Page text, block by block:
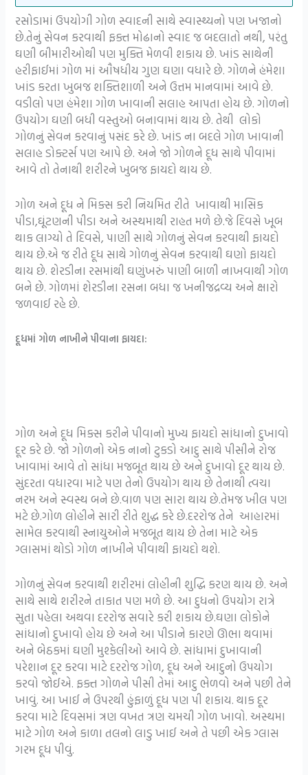
રસોડામાં ઉપયોગી ગોળ સ્વાદની સાથે સ્વાસ્થ્યનો પણ ખજાનો
છે.તેનું સેવન કરવાથી ફક્ત મોઢાનો સ્વાદ જ બદલાતો નથી, પરંતુ
ઘણી બીમારીઓથી પણ મુક્તિ મેળવી શકાય છે. ખાંડ સાથેની
હરીફાઈમાં ગોળ માં ઔષધીય ગુણ ઘણા વધારે છે. ગોળને હંમેશા
ખાંડ કરતા ખુબજ શક્તિશાળી અને ઉત્તમ માનવામાં આવે છે.
વડીલો પણ હંમેશા ગોળ ખાવાની સલાહ આપતા હોય છે. ગોળનો
ઉપયોગ ઘણી બધી વસ્તુઓ બનાવામાં થાય છે. તેથી લોકો
ગોળનું સેવન કરવાનું પસંદ કરે છે. ખાંડ ના બદલે ગોળ ખાવાની
સલાહ ડોક્ટર્સ પણ આપે છે. અને જો ગોળને દૂધ સાથે પીવામાં
આવે તો તેનાથી શરીરને ખુબજ ફાયદો થાય છે.
ગોળ અને દૂધ ને મિક્સ કરી નિયમિત રીતે ખાવાથી માસિક
પીડા,ઘૂંટણની પીડા અને અસ્થમાથી રાહત મળે છે.જે દિવસે ખૂબ
થાક લાગ્યો તે દિવસે, પાણી સાથે ગોળનું સેવન કરવાથી ફાયદો
થાય છે.એ જ રીતે દૂધ સાથે ગોળનું સેવન કરવાથી ઘણો ફાયદો
થાય છે. શેરડીના રસમાંથી ઘણુંખરું પાણી બાળી નાખવાથી ગોળ
બને છે. ગોળમાં શેરડીના રસના બધા જ ખનીજદ્રવ્ય અને ક્ષારો
જળવાઈ રહે છે.
દૂધમાં ગોળ નાખીને પીવાના ફાયદા:
ગોળ અને દૂધ મિક્સ કરીને પીવાનો મુખ્ય ફાયદો સાંધાનો દુખાવો
દૂર કરે છે. જો ગોળનો એક નાનો ટુકડો આદુ સાથે પીસીને રોજ
ખાવામાં આવે તો સાંધા મજબૂત થાય છે અને દુખાવો દૂર થાય છે.
સુંદરતા વધારવા માટે પણ તેનો ઉપયોગ થાય છે તેનાથી ત્વચા
નરમ અને સ્વસ્થ બને છે.વાળ પણ સારા થાય છે.તેમજ ખીલ પણ
મટે છે.ગોળ લોહીને સારી રીતે શુદ્ધ કરે છે.દરરોજ તેને આહારમાં
સામેલ કરવાથી સ્નાયુઓને મજબૂત થાય છે તેના માટે એક
ગ્લાસમાં થોડો ગોળ નાખીને પીવાથી ફાયદો થશે.
ગોળનું સેવન કરવાથી શરીરમાં લોહીની શુદ્ધિ કરણ થાય છે. અને
સાથે સાથે શરીરને તાકાત પણ મળે છે. આ દુધનો ઉપયોગ રાત્રે
સુતા પહેલા અથવા દરરોજ સવારે કરી શકાય છે.ઘણા લોકોને
સાંધાનો દુખાવો હોય છે અને આ પીડાને કારણે ઊભા થવામાં
અને બેઠકમાં ઘણી મુશ્કેલીઓ આવે છે. સાંધામાં દુખાવાની
પરેશાન દૂર કરવા માટે દરરોજ ગોળ, દૂધ અને આદુનો ઉપયોગ
કરવો જોઈએ. ફક્ત ગોળને પીસી તેમાં આદુ ભેળવો અને પછી તેને
ખાવું. આ ખાઈ ને ઉપરથી હુંફાળું દૂધ પણ પી શકાય. થાક દૂર
કરવા માટે દિવસમાં ત્રણ વખત ત્રણ ચમચી ગોળ ખાવો. અસ્થમા
માટે ગોળ અને કાળા તલનો લાડુ ખાઈ અને તે પછી એક ગ્લાસ
ગરમ દૂધ પીવું.